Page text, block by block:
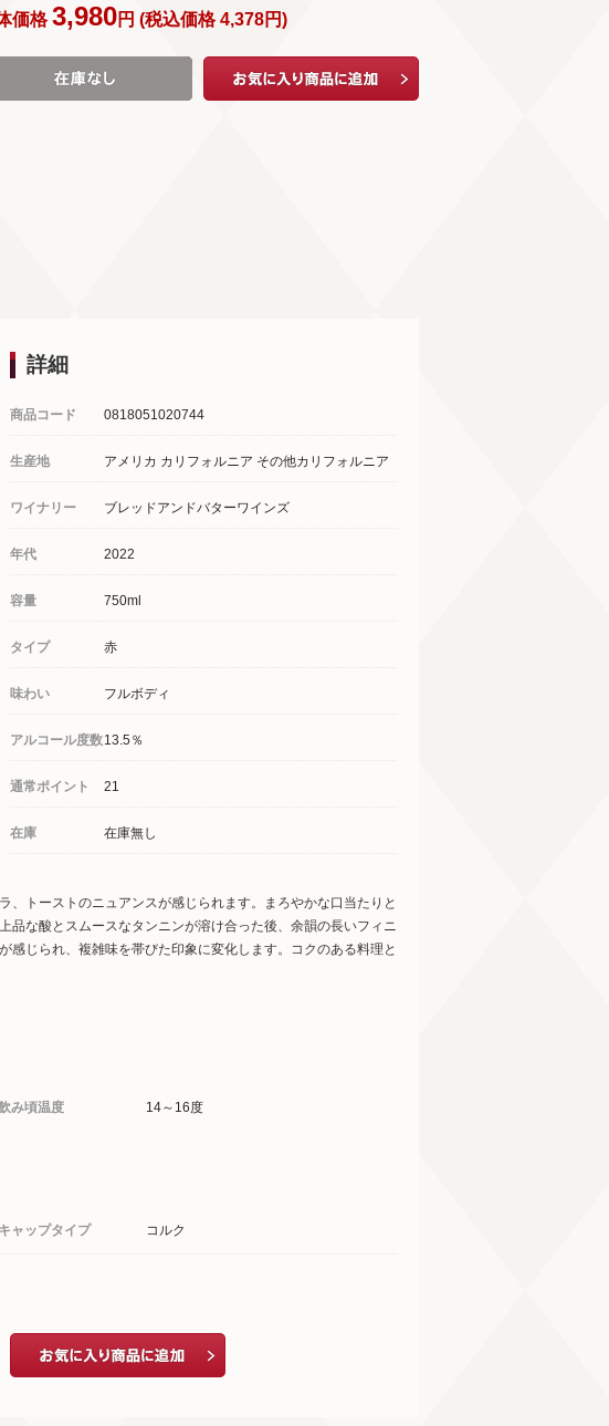
価格3,980円 (税込価格4,378円)
詳細
商品コード 0818051020744
生産地 アメリカ カリフォルニア その他カリフォルニア
ワイナリー ブレッドアンドバターワインズ
年代 2022
容量 750ml
タイプ 赤
味わい フルボディ
アルコール度数13.5％
通常ポイント 21
在庫 在庫無し
トーストのニュアンスが感じられます。まろやかな口当たりと
な酸とスムースなタンニンが溶け合った後、余韻の長いフィニ
じられ、複雑味を帯びた印象に変化します。コクのある料理と
み頃温度 14～16度
キャップタイプ コルク